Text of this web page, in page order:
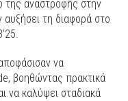
της αναστροφής στην
τη διαφορά στο
να
βοηθώντας πρακτικά
να καλύψει σταδιακά